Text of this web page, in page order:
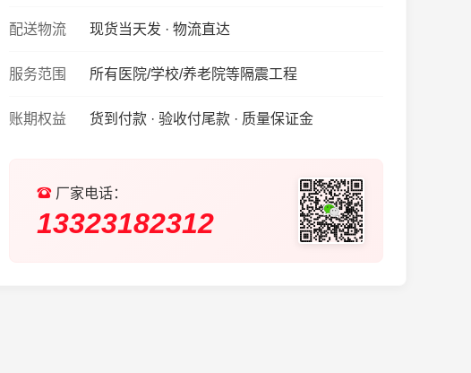
配送物流 现货当天发 · 物流直达
服务范围 所有医院/学校/养老院等隔震工程
账期权益 货到付款 · 验收付尾款 · 质量保证金
厂家电话：
13323182312